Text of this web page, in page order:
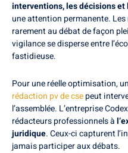
interventions, les décisions
une attention permanente.
rarement au débat de façon
vigilance se disperse entre
fastidieuse.
Pour une réelle optimisation,
rédaction pv de csepeut
l’assemblée. L’entreprise
rédacteurs professionnels à
juridique. Ceux-ci capturent
jamais participer aux débats.